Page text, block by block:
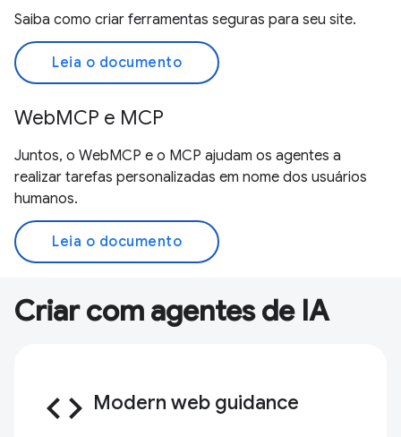
Saiba como criar ferramentas seguras para seu site.
Leia o documento
WebMCP e MCP
Juntos, o WebMCP e o MCP ajudam os agentes a
realizar tarefas personalizadas em nome dos usuários
humanos.
Leia o documento
Criar com agentes de IA
code Modern web guidance